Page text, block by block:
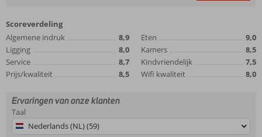
Scoreverdeling
Algemene indruk
8,9
Ligging
8,0
Service
8,7
Prijs/kwaliteit
8,5
Eten
9,0
Kamers
8,5
Kindvriendelijk
7,5
Wifi kwaliteit
8,0
Ervaringen van onze klanten
Taal
Nederlands (NL) (59)